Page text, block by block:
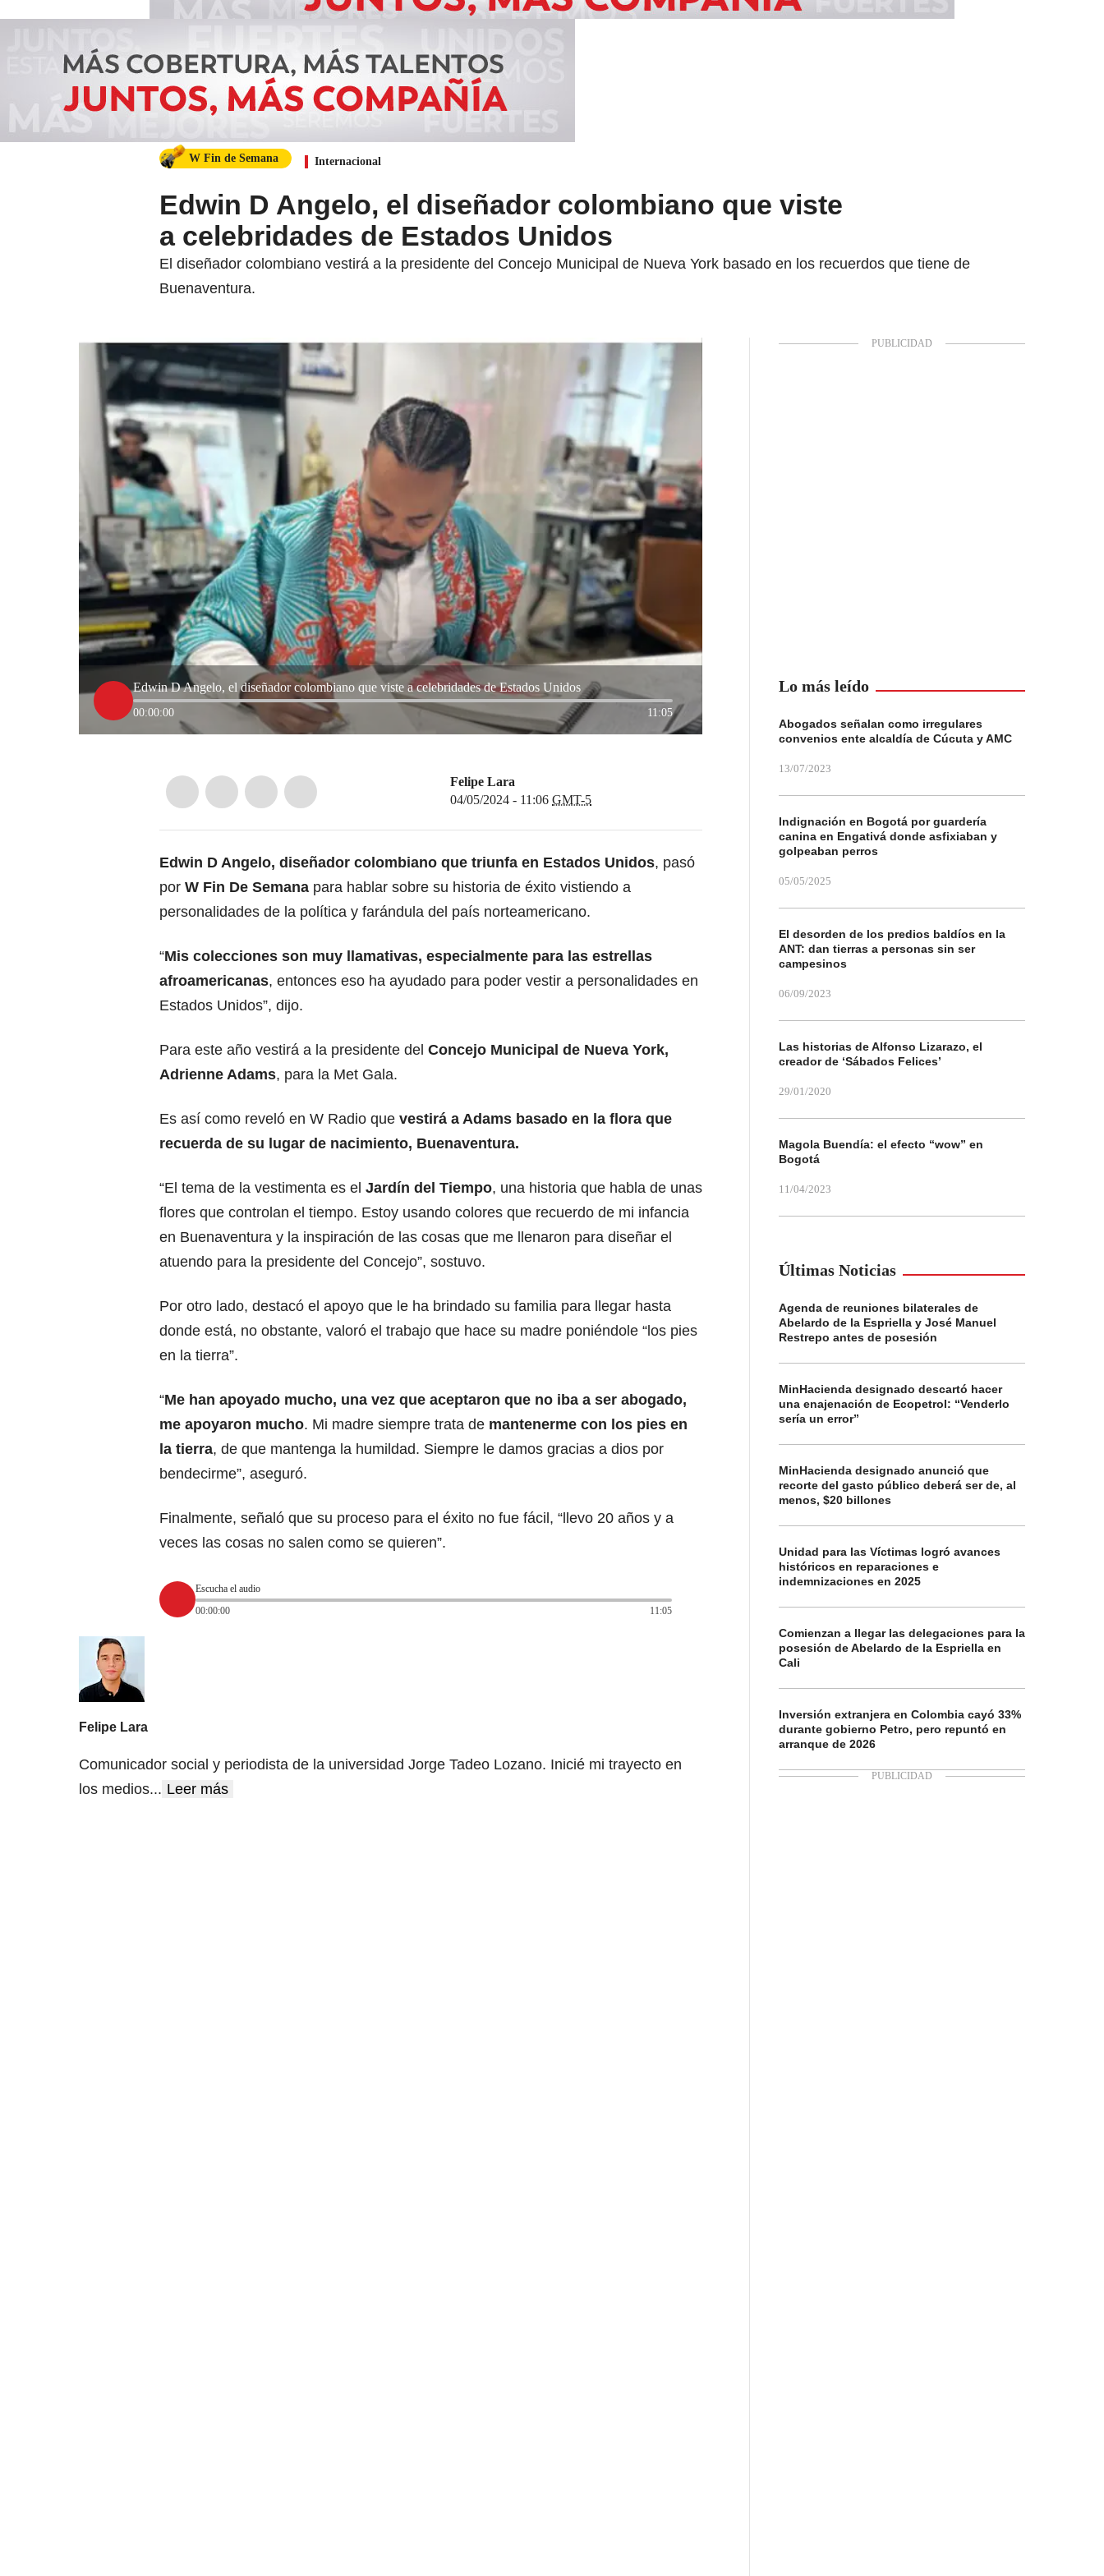
W Fin de Semana Internacional
Edwin D Angelo, el diseñador colombiano que viste
a celebridades de Estados Unidos
El diseñador colombiano vestirá a la presidente del Concejo Municipal de Nueva York basado en los recuerdos que tiene de
Buenaventura.
Edwin D Angelo, el diseñador colombiano que viste a celebridades de Estados Unidos
00:00:00 11:05
Felipe Lara
04/05/2024 - 11:06 GMT-5
Edwin D Angelo, diseñador colombiano que triunfa en Estados Unidos, pasó
por W Fin De Semana para hablar sobre su historia de éxito vistiendo a
personalidades de la política y farándula del país norteamericano.
“Mis colecciones son muy llamativas, especialmente para las estrellas
afroamericanas, entonces eso ha ayudado para poder vestir a personalidades en
Estados Unidos”, dijo.
Para este año vestirá a la presidente del Concejo Municipal de Nueva York,
Adrienne Adams, para la Met Gala.
Es así como reveló en W Radio que vestirá a Adams basado en la flora que
recuerda de su lugar de nacimiento, Buenaventura.
“El tema de la vestimenta es el Jardín del Tiempo, una historia que habla de unas
flores que controlan el tiempo. Estoy usando colores que recuerdo de mi infancia
en Buenaventura y la inspiración de las cosas que me llenaron para diseñar el
atuendo para la presidente del Concejo”, sostuvo.
Por otro lado, destacó el apoyo que le ha brindado su familia para llegar hasta
donde está, no obstante, valoró el trabajo que hace su madre poniéndole “los pies
en la tierra”.
“Me han apoyado mucho, una vez que aceptaron que no iba a ser abogado,
me apoyaron mucho. Mi madre siempre trata de mantenerme con los pies en
la tierra, de que mantenga la humildad. Siempre le damos gracias a dios por
bendecirme”, aseguró.
Finalmente, señaló que su proceso para el éxito no fue fácil, “llevo 20 años y a
veces las cosas no salen como se quieren”.
Escucha el audio
00:00:00
11:05
Felipe Lara
Comunicador social y periodista de la universidad Jorge Tadeo Lozano. Inicié mi trayecto en
los medios... Leer más
Lo más leído
Abogados señalan como irregulares
convenios ente alcaldía de Cúcuta y AMC
13/07/2023
Indignación en Bogotá por guardería
canina en Engativá donde asfixiaban y
golpeaban perros
05/05/2025
El desorden de los predios baldíos en la
ANT: dan tierras a personas sin ser
campesinos
06/09/2023
Las historias de Alfonso Lizarazo, el
creador de ‘Sábados Felices’
29/01/2020
Magola Buendía: el efecto “wow” en
Bogotá
11/04/2023
Últimas Noticias
Agenda de reuniones bilaterales de
Abelardo de la Espriella y José Manuel
Restrepo antes de posesión
MinHacienda designado descartó hacer
una enajenación de Ecopetrol: “Venderlo
sería un error”
MinHacienda designado anunció que
recorte del gasto público deberá ser de, al
menos, $20 billones
Unidad para las Víctimas logró avances
históricos en reparaciones e
indemnizaciones en 2025
Comienzan a llegar las delegaciones para la
posesión de Abelardo de la Espriella en
Cali
Inversión extranjera en Colombia cayó 33%
durante gobierno Petro, pero repuntó en
arranque de 2026